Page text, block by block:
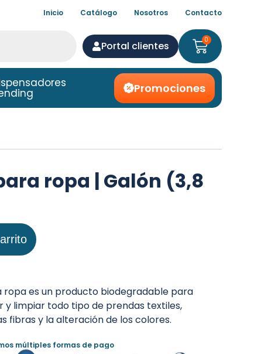
Inicio Catálogo Nosotros Contacto
Portal clientes 0
Promociones
ropa | Galón (3,8
ropa es un producto biodegradable para
y limpiar todo tipo de prendas textiles,
fibras y la alteración de los colores.
múltiples formas de pago